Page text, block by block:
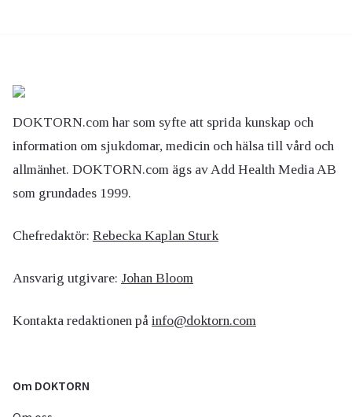
DOKTORN.com har som syfte att sprida kunskap och
information om sjukdomar, medicin och hälsa till vård och
allmänhet. DOKTORN.com ägs av Add Health Media AB
som grundades 1999.
Chefredaktör: Rebecka Kaplan Sturk
Ansvarig utgivare: Johan Bloom
Kontakta redaktionen på info@doktorn.com
Om DOKTORN